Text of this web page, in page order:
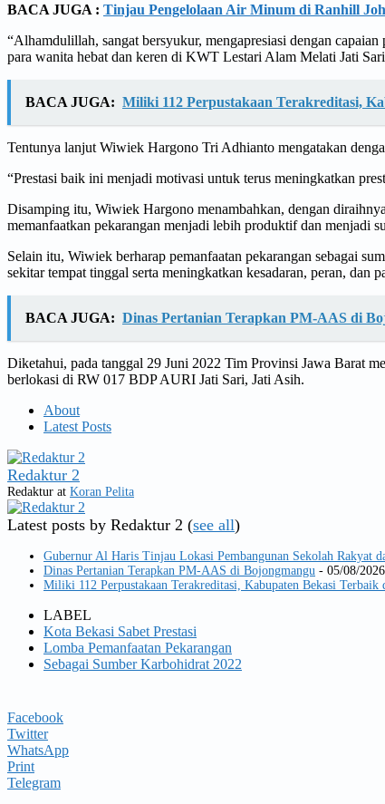
BACA JUGA : Tinjau Pengelolaan Air Minum di Ranhill
“Alhamdulillah, sangat bersyukur, mengapresiasi dengan
para wanita hebat dan keren di KWT Lestari Alam Melati Jati
BACA JUGA: Miliki 112 Perpustakaan Terakreditasi,
Tentunya lanjut Wiwiek Hargono Tri Adhianto mengatakan
“Prestasi baik ini menjadi motivasi untuk terus meningkatkan
Disamping itu, Wiwiek Hargono menambahkan, dengan
memanfaatkan pekarangan menjadi lebih produktif dan menjadi
Selain itu, Wiwiek berharap pemanfaatan pekarangan sebagai
sekitar tempat tinggal serta meningkatkan kesadaran, peran, dan
BACA JUGA: Dinas Pertanian Terapkan PM-AAS di
Diketahui, pada tanggal 29 Juni 2022 Tim Provinsi Jawa Barat
berlokasi di RW 017 BDP AURI Jati Sari, Jati Asih.
About
Latest Posts
Redaktur 2
Redaktur at Koran Pelita
Latest posts by Redaktur 2 (see all)
Gubernur Al Haris Tinjau Lokasi Pembangunan Sekolah Rakyat
Dinas Pertanian Terapkan PM-AAS di Bojongmangu - 05/08/2026
Miliki 112 Perpustakaan Terakreditasi, Kabupaten Bekasi Terbaik
LABEL
Kota Bekasi Sabet Prestasi
Lomba Pemanfaatan Pekarangan
Sebagai Sumber Karbohidrat 2022
Facebook
Twitter
WhatsApp
Print
Telegram